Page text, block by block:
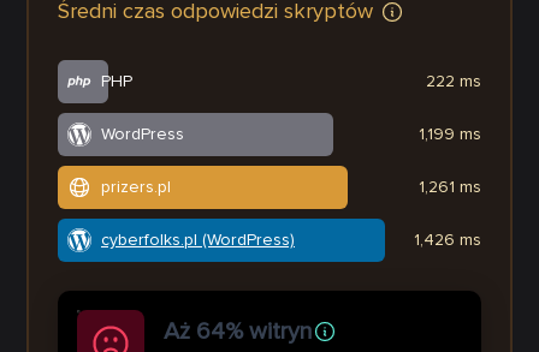
Średni czas odpowiedzi skryptów
PHP
WordPress
prizers.pl
cyberfolks.pl (WordPress)
222 ms
1,199 ms
1,261 ms
1,426 ms
Aż 64% witryn